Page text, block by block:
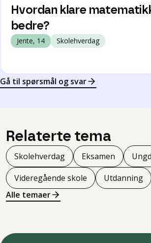
Hvordan klare
bedre?
Jente, 14 Skolehverdag
Gå til spørsmål og svar
Relaterte tema
Skolehverdag Eksamen
Videregående skole
Utdanning
Alle temaer